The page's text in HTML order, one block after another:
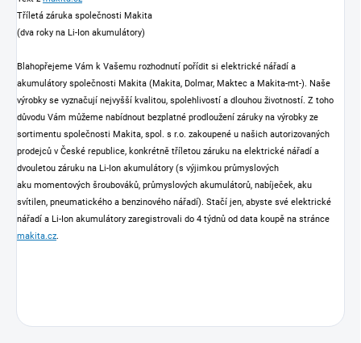
Tříletá záruka společnosti Makita
(dva roky na Li-Ion akumulátory)
Blahopřejeme Vám k Vašemu rozhodnutí pořídit si elektrické nářadí a
akumulátory společnosti Makita (Makita, Dolmar, Maktec a Makita-mt-). Naše
výrobky se vyznačují nejvyšší kvalitou, spolehlivostí a dlouhou životností. Z toho
důvodu Vám můžeme nabídnout bezplatné prodloužení záruky na výrobky ze
sortimentu společnosti Makita, spol. s r.o. zakoupené u našich autorizovaných
prodejců v České republice, konkrétně tříletou záruku na elektrické nářadí a
dvouletou záruku na Li-Ion akumulátory (s výjimkou průmyslových
aku momentových šroubováků, průmyslových akumulátorů, nabíječek, aku
svítilen, pneumatického a benzinového nářadí). Stačí jen, abyste své elektrické
nářadí a Li-Ion akumulátory zaregistrovali do 4 týdnů od data koupě na stránce
makita.cz.